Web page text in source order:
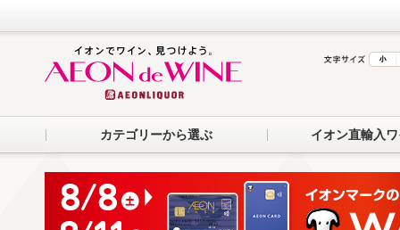
カテゴリーから選ぶ イオン直輸入